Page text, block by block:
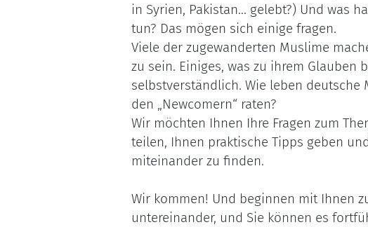
in Syrien, Pakistan… gelebt?) Und was
tun? Das mögen sich einige fragen.
Viele der zugewanderten Muslime
zu sein. Einiges, was zu ihrem
selbstverständlich. Wie leben
den „Newcomern“ raten?
Wir möchten Ihnen Ihre Fragen zum
teilen, Ihnen praktische Tipps geben
miteinander zu finden.
Wir kommen! Und beginnen mit Ihnen
untereinander, und Sie können es